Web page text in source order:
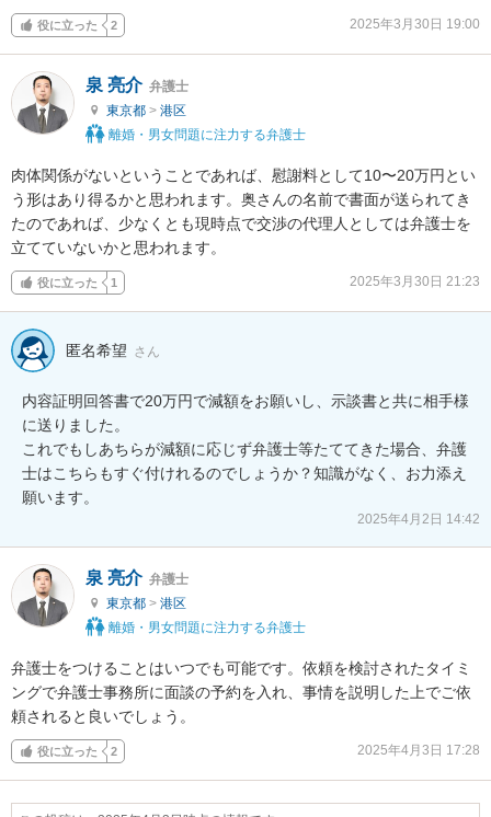
役に立った 2 2025年3月30日 19:00
泉 亮介 弁護士
東京都 > 港区
離婚・男女問題に注力する弁護士
肉体関係がないということであれば、慰謝料として10〜20万円とい
う形はあり得るかと思われます。奥さんの名前で書面が送られてき
たのであれば、少なくとも現時点で交渉の代理人としては弁護士を
立てていないかと思われます。
役に立った 1 2025年3月30日 21:23
匿名希望 さん
内容証明回答書で20万円で減額をお願いし、示談書と共に相手様
に送りました。
これでもしあちらが減額に応じず弁護士等たててきた場合、弁護
士はこちらもすぐ付けれるのでしょうか？知識がなく、お力添え
願います。
2025年4月2日 14:42
泉 亮介 弁護士
東京都 > 港区
離婚・男女問題に注力する弁護士
弁護士をつけることはいつでも可能です。依頼を検討されたタイミ
ングで弁護士事務所に面談の予約を入れ、事情を説明した上でご依
頼されると良いでしょう。
役に立った 2 2025年4月3日 17:28